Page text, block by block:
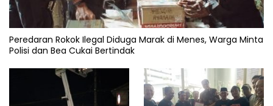
Peredaran Rokok Ilegal Diduga Marak di Menes, Warga Minta
Polisi dan Bea Cukai Bertindak